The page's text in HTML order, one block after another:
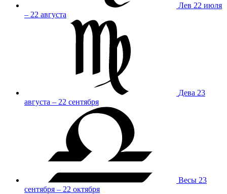
Лев 22 июля
– 22 августа
Дева 23
августа – 22 сентября
Весы 23
сентября – 22 октября